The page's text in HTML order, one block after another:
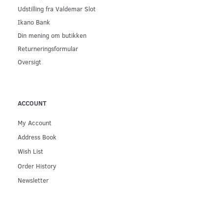
Udstilling fra Valdemar Slot
Ikano Bank
Din mening om butikken
Returneringsformular
Oversigt
ACCOUNT
My Account
Address Book
Wish List
Order History
Newsletter